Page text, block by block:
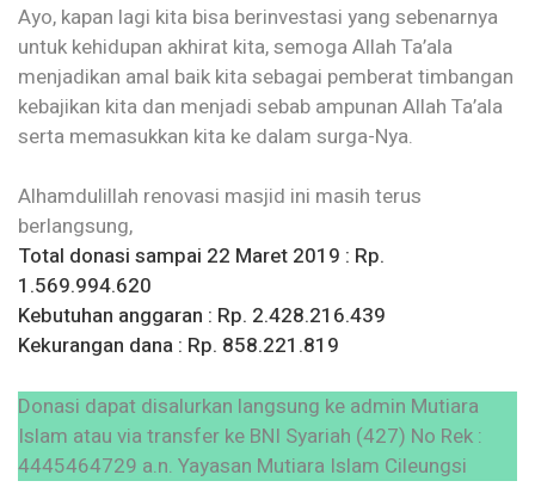
Ayo, kapan lagi kita bisa berinvestasi yang sebenarnya
untuk kehidupan akhirat kita, semoga Allah Ta’ala
menjadikan amal baik kita sebagai pemberat timbangan
kebajikan kita dan menjadi sebab ampunan Allah Ta’ala
serta memasukkan kita ke dalam surga-Nya.
Alhamdulillah renovasi masjid ini masih terus
berlangsung,
Total donasi sampai 22 Maret 2019 : Rp.
1.569.994.620
Kebutuhan anggaran : Rp. 2.428.216.439
Kekurangan dana : Rp. 858.221.819
Donasi dapat disalurkan langsung ke admin Mutiara
Islam atau via transfer ke BNI Syariah (427) No Rek :
4445464729 a.n. Yayasan Mutiara Islam Cileungsi